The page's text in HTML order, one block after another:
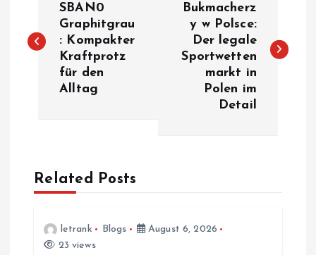
s
v
SBAN0
Graphitgrau
: Kompakter
Kraftprotz
für den
Alltag
Bukmacherz
y w Polsce:
Der legale
Sportwetten
markt in
Polen im
Detail
Related Posts
letrank Blogs
August 6, 2026
23 views